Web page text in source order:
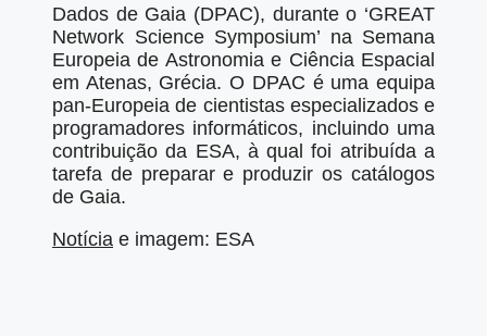
Dados de Gaia (DPAC), durante o ‘GREAT
Network Science Symposium’ na Semana
Europeia de Astronomia e Ciência Espacial
em Atenas, Grécia. O DPAC é uma equipa
pan-Europeia de cientistas especializados e
programadores informáticos, incluindo uma
contribuição da ESA, à qual foi atribuída a
tarefa de preparar e produzir os catálogos
de Gaia.
Notícia e imagem: ESA